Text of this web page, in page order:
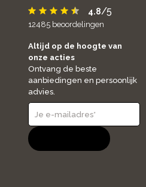
4.8/5
12485 beoordelingen
Altijd op de hoogte van
onze acties
Ontvang de beste
aanbiedingen en persoonlijk
advies.